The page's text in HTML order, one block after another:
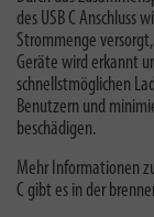
des USB C Anschluss
Strommenge
Geräte wird erkannt
schnellstmöglichen
Benutzern und
beschädigen.
Mehr Informationen
C gibt es in der